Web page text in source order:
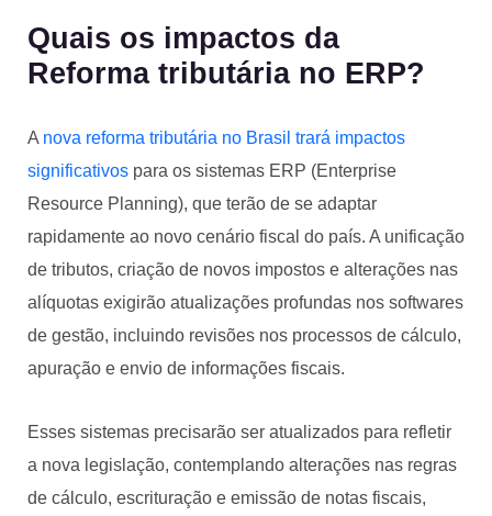
Quais os impactos da
Reforma tributária no ERP?
A nova reforma tributária no Brasil trará impactos
significativos para os sistemas ERP (Enterprise
Resource Planning), que terão de se adaptar
rapidamente ao novo cenário fiscal do país. A unificação
de tributos, criação de novos impostos e alterações nas
alíquotas exigirão atualizações profundas nos softwares
de gestão, incluindo revisões nos processos de cálculo,
apuração e envio de informações fiscais.
Esses sistemas precisarão ser atualizados para refletir
a nova legislação, contemplando alterações nas regras
de cálculo, escrituração e emissão de notas fiscais,